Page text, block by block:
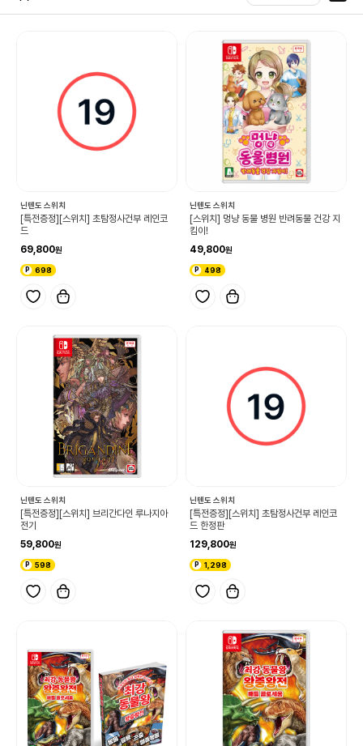
닌텐도 스위치
[특전증정][스위치] 초탐정사건부 레인코
드
69,800
698
닌텐도 스위치
[스위치] 멍냥 동물 병원 반려동물 건강 지
킴이!
49,800
498
닌텐도 스위치
[특전증정][스위치] 브리간다인 루나지아
전기
59,800
598
닌텐도 스위치
[특전증정][스위치] 초탐정사건부 레인코
드 한정판
129,800
1,298